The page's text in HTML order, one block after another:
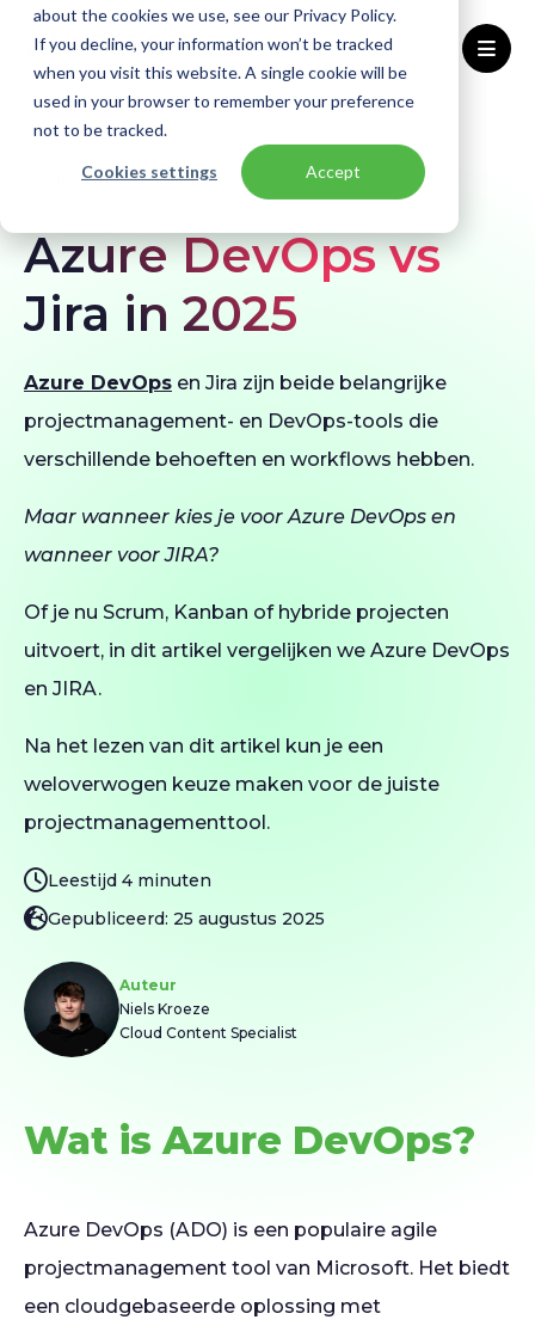
about the cookies we use, see our Privacy Policy.
If you decline, your information won’t be tracked
when you visit this website. A single cookie will be
used in your browser to remember your preference
not to be tracked.
Cookies settings Accept
Home Blogs Azure DevOps vs Jira
BLOG Azure
Azure DevOps vs
Jira in 2025
Azure DevOps en Jira zijn beide belangrijke
projectmanagement- en DevOps-tools die
verschillende behoeften en workflows hebben.
Maar wanneer kies je voor Azure DevOps en
wanneer voor JIRA?
Of je nu Scrum, Kanban of hybride projecten
uitvoert, in dit artikel vergelijken we Azure DevOps
en JIRA.
Na het lezen van dit artikel kun je een
weloverwogen keuze maken voor de juiste
projectmanagementtool.
Auteur
Niels Kroeze
Cloud Content Specialist
Leestijd 4 minuten
Gepubliceerd: 25 augustus 2025
Wat is Azure DevOps?
Azure DevOps (ADO) is een populaire agile
projectmanagement tool van Microsoft. Het biedt
een cloudgebaseerde oplossing met